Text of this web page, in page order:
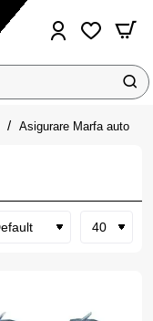
Asigurare Marfa auto